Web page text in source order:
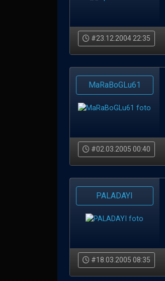
#23.12.2004 22:35
MaRaBoGLu61
#02.03.2005 00:40
PALADAYI
#18.03.2005 08:35